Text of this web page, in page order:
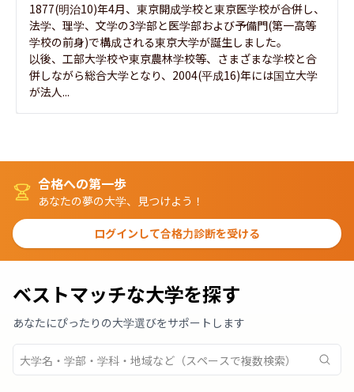
1877(明治10)年4月、東京開成学校と東京医学校が合併し、
法学、理学、文学の3学部と医学部および予備門(第一高等
学校の前身)で構成される東京大学が誕生しました。
以後、工部大学校や東京農林学校等、さまざまな学校と合
併しながら総合大学となり、2004(平成16)年には国立大学
が法人...
合格への第一歩
あなたの夢の大学、見つけよう！
ログインして合格力診断を受ける
ベストマッチな大学を探す
あなたにぴったりの大学選びをサポートします